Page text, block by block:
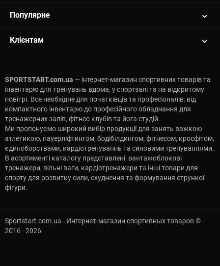
Популярне
Клієнтам
SPORTSTART.com.ua — інтернет-магазин спортивних товарів та
інвентарю для тренувань вдома, у спортзалі та на відкритому
повітрі. Все необхідне для початківців та професіоналів: від
компактного інвентарю до професійного обладнання для
тренажерних залів, фітнес-клубів та йога студій.
Ми пропонуємо широкий вибір продукції для занять важкою
атлетикою, пауерліфтингом, бодібілдингом, фітнесом, кросфітом,
єдиноборствами, кардіотренуваннь та силовими тренуваннями.
В асортименті каталогу представлені: вантажоблокові
тренажери, вільні ваги, кардіотренажери та інші товари для
спорту для розвитку сили, схуднення та формування стрункої
фігури.
Sportstart.com.ua - Интернет-магазин спортивных товаров ©
2016 - 2026